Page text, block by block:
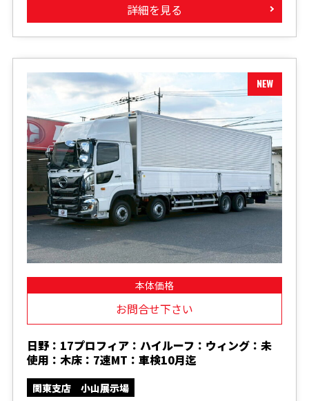
詳細を見る
本体価格
お問合せ下さい
日野：17プロフィア：ハイルーフ：ウィング：未
使用：木床：7速MT：車検10月迄
関東支店 小山展示場